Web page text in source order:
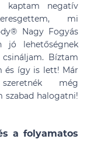
kaptam negatív
mi
Nagy Fogyás
jó lehetőségnek
Bíztam
és így is lett! Már
még
szabad halogatni!
a folyamatos